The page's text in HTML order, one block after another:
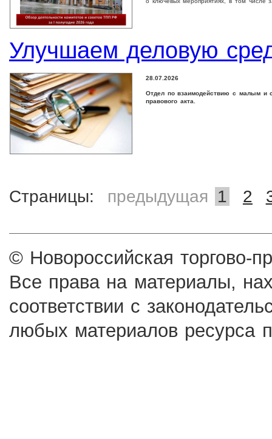
Улучшаем деловую
28.07.2026
Отдел по взаимодействию с малым и
правового акта.
Страницы: предыдущая 1 2
© Новороссийская торгово-
Все права на материалы,
соответствии с
любых материалов ресурса